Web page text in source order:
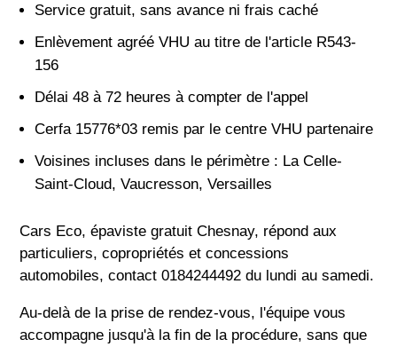
Service gratuit, sans avance ni frais caché
Enlèvement agréé VHU au titre de l'article R543-
156
Délai 48 à 72 heures à compter de l'appel
Cerfa 15776*03 remis par le centre VHU partenaire
Voisines incluses dans le périmètre : La Celle-
Saint-Cloud, Vaucresson, Versailles
Cars Eco, épaviste gratuit Chesnay, répond aux
particuliers, copropriétés et concessions
automobiles, contact 0184244492 du lundi au samedi.
Au-delà de la prise de rendez-vous, l'équipe vous
accompagne jusqu'à la fin de la procédure, sans que